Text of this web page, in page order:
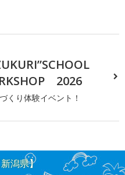
2026
くり体験イベント！
潟県】